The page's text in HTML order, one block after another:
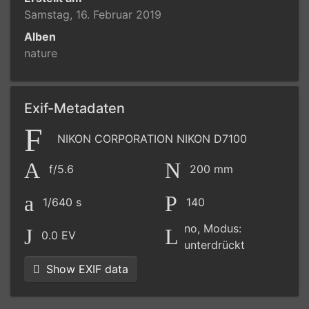
Samstag, 16. Februar 2019
Alben
nature
Exif-Metadaten
NIKON CORPORATION NIKON D7100
f/5.6 200 mm
1/640 s 140
0.0 EV
no, Modus:
unterdrückt
Show EXIF data